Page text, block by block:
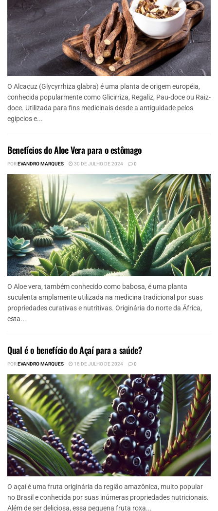
O Alcaçuz (Glycyrrhiza glabra) é uma planta de origem européia,
conhecida popularmente como Glicirriza, Regaliz, Pau-doce ou Raiz-
doce. Utilizada para fins medicinais desde a antiguidade pelos
egípcios e...
Benefícios do Aloe Vera para o estômago
POREVANDRO MARQUES 30 DE JULHO DE 2024 0
O Aloe vera, também conhecido como babosa, é uma planta
suculenta amplamente utilizada na medicina tradicional por suas
propriedades curativas e nutritivas. Originária do norte da África,
esta...
Qual é o benefício do Açaí para a saúde?
POREVANDRO MARQUES 18 DE JULHO DE 2024 0
O açaí é uma fruta originária da região amazônica, muito popular
no Brasil e conhecida por suas inúmeras propriedades nutricionais.
Além de ser deliciosa, essa pequena fruta roxa...